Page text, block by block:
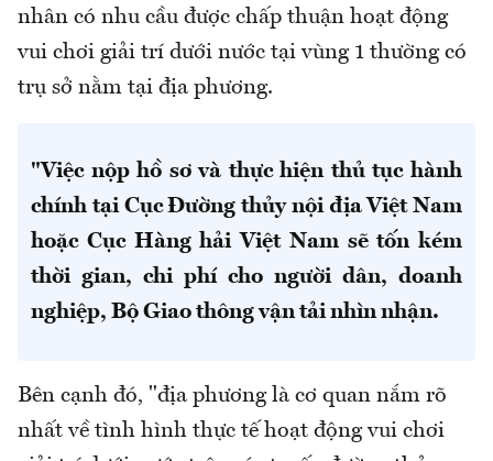
nhân có nhu cầu được chấp thuận hoạt động
vui chơi giải trí dưới nước tại vùng 1 thường có
trụ sở nằm tại địa phương.
"Việc nộp hồ sơ và thực hiện thủ tục hành
chính tại Cục Đường thủy nội địa Việt Nam
hoặc Cục Hàng hải Việt Nam sẽ tốn kém
thời gian, chi phí cho người dân, doanh
nghiệp, Bộ Giao thông vận tải nhìn nhận.
Bên cạnh đó, "địa phương là cơ quan nắm rõ
nhất về tình hình thực tế hoạt động vui chơi